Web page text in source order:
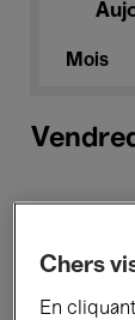
Mois
Chers
En